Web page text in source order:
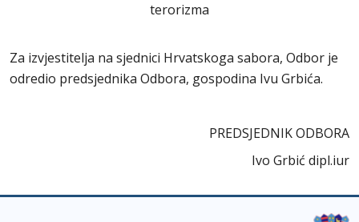
terorizma
Za izvjestitelja na sjednici Hrvatskoga sabora, Odbor je
odredio predsjednika Odbora, gospodina Ivu Grbića.
PREDSJEDNIK ODBORA
Ivo Grbić dipl.iur